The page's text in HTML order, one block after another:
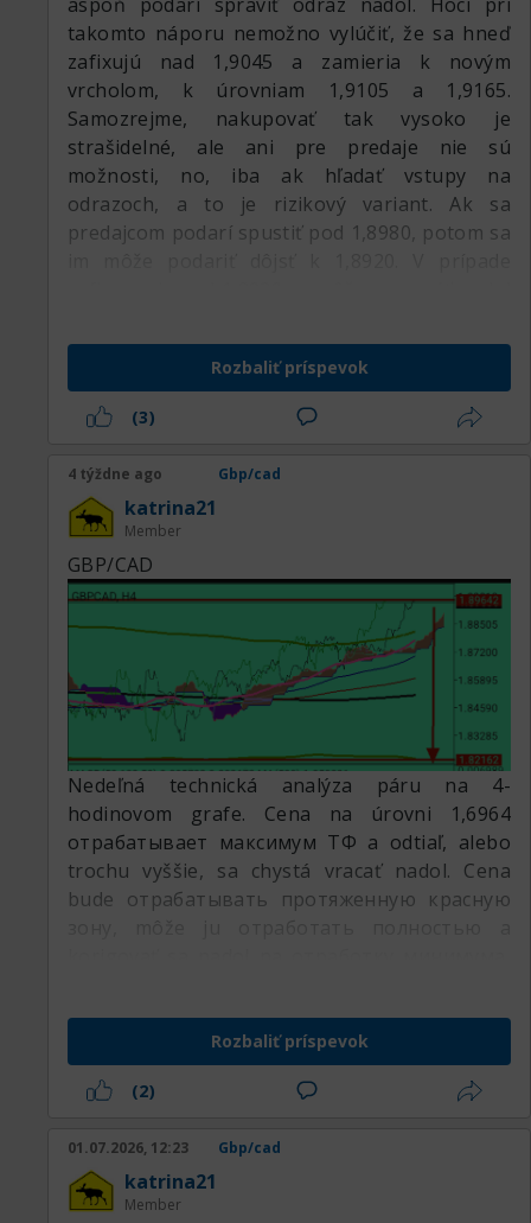
takomto náporu nemožno vylúčiť, že sa hneď
zafixujú nad 1,9045 a zamieria k novým
vrcholom, k úrovniam 1,9105 a 1,9165.
Samozrejme, nakupovať tak vysoko je
strašidelné, ale ani pre predaje nie sú
možnosti, no, iba ak hľadať vstupy na
odrazoch, a to je rizikový variant. Ak sa
predajcom podarí spustiť pod 1,8980, potom sa
korekcie. O obrate na juh bude možné hovoriť
po zafixovaní pod 1,8800, ale na realizáciu
tohto plánu sú potrebné správy, bez nich to
bude ťažké.:respect:
Rozbaliť príspevok
(3)
4 týždne ago Gbp/cad
katrina21
Member
GBP/CAD
Nedeľná technická analýza páru na 4-
hodinovom grafe. Cena na úrovni 1,6964
отрабатывает максимум ТФ a odtiaľ, alebo
trochu vyššie, sa chystá vracať nadol. Cena
bude отрабатывать протяженную красную
trochu nižšie.
Rozbaliť príspevok
(2)
01.07.2026, 12:23 Gbp/cad
katrina21
Member